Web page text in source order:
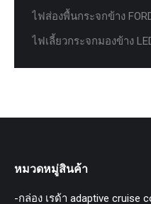
ไฟส่องพื้นกระจกข้าง
ไฟเลี้ยวกระจกมองข้าง
หมวดหมู่สินค้า
-กล่อง เรด้า adaptive cruise